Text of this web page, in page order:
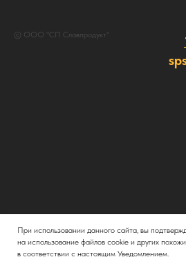
© ООО "СП Славпродукт"
При использовании данного сайта, вы
на использование файлов cookie и других
в соответствии с настоящим Уведомлением.